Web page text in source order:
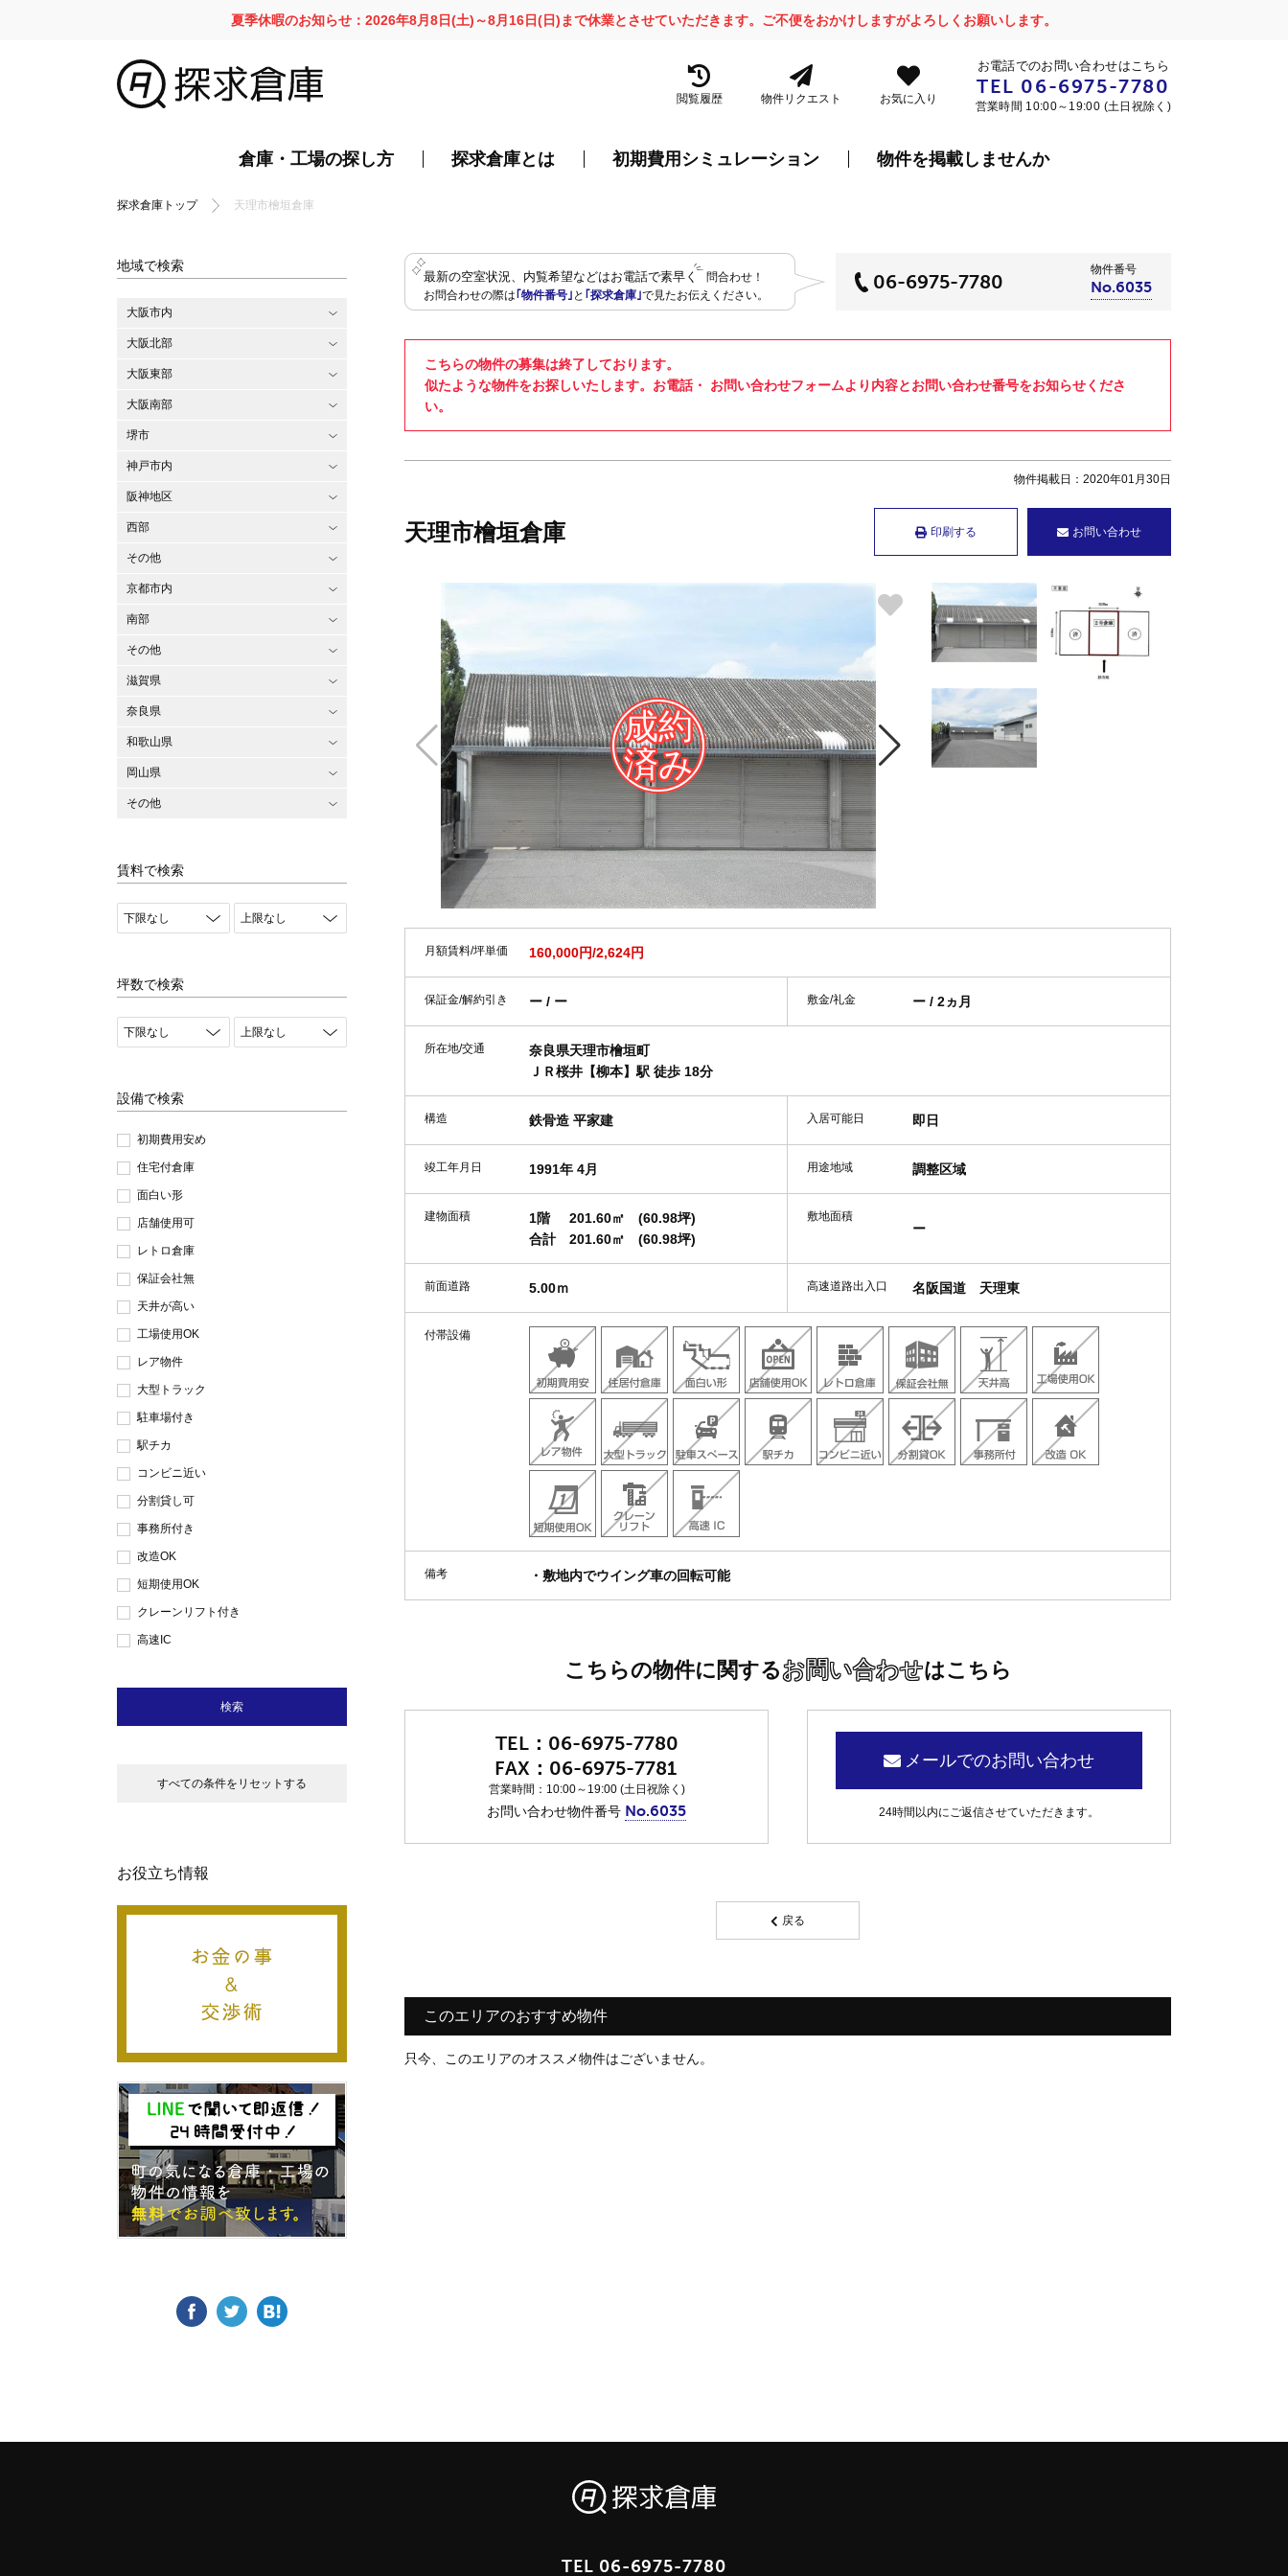
夏季休暇のお知らせ：2026年8月8日(土)～8月16日(日)まで休業とさせていただきます。ご不便をおかけしますがよろしくお願いします。
閲覧履歴 物件リクエスト お気に入り
お電話でのお問い合わせはこちら
TEL 06-6975-7780
営業時間 10:00～19:00 (土日祝除く)
倉庫・工場の探し方 探求倉庫とは 初期費用シミュレーション 物件を掲載しませんか
探求倉庫トップ 天理市檜垣倉庫
最新の空室状況、内覧希望などはお電話で素早く
問合わせ！
お問合わせの際は｢物件番号｣ と ｢探求倉庫｣で見たお伝えください。
06-6975-7780
物件番号
No.6035
こちらの物件の募集は終了しております。
似たような物件をお探しいたします。お電話・ お問い合わせフォームより内容とお問い合わせ番号をお知らせくださ
い。
物件掲載日：2020年01月30日
印刷する お問い合わせ
天理市檜垣倉庫
月額賃料/坪単価 160,000円/2,624円
保証金/解約引き ー / ー 敷金/礼金 ー / 2ヵ月
所在地/交通
奈良県天理市檜垣町
ＪＲ桜井【柳本】駅 徒歩 18分
構造 鉄骨造 平家建 入居可能日 即日
竣工年月日 1991年 4月 用途地域 調整区域
建物面積 1階 201.60㎡
(60.98坪)
合計
201.60㎡ (60.98坪)
敷地面積
ー
前面道路 5.00ｍ 高速道路出入口 名阪国道 天理東
付帯設備
備考 ・敷地内でウイング車の回転可能
こちらの物件に関するお問い合わせはこちら
06-6975-7780
06-6975-7781
営業時間：10:00～19:00 (土日祝除く)
お問い合わせ物件番号 No.6035
メールでのお問い合わせ
24時間以内にご返信させていただきます。
戻る
このエリアのおすすめ物件
只今、このエリアのオススメ物件はございません。
地域で検索
大阪市内
大阪北部
大阪東部
大阪南部
堺市
神戸市内
阪神地区
西部
その他
京都市内
南部
その他
滋賀県
奈良県
和歌山県
岡山県
その他
賃料で検索
坪数で検索
設備で検索
初期費用安め
住宅付倉庫
面白い形
店舗使用可
レトロ倉庫
保証会社無
天井が高い
工場使用OK
レア物件
大型トラック
駐車場付き
駅チカ
コンビニ近い
分割貸し可
事務所付き
改造OK
短期使用OK
クレーンリフト付き
高速IC
検索
すべての条件をリセットする
お役立ち情報
TEL 06-6975-7780